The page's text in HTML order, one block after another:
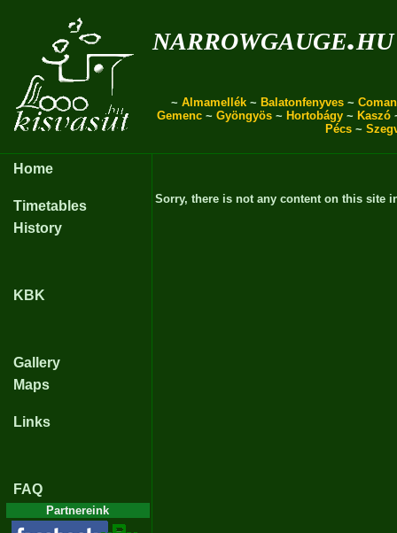
narrowgauge.hu
~ Almamellék ~ Balatonfenyves ~
Gemenc ~ Gyöngyös ~ Hortobágy ~ Kaszó
Pécs ~
Home
Timetables
History
KBK
Gallery
Maps
Links
FAQ
Partnereink
Sorry, there is not any content on this site